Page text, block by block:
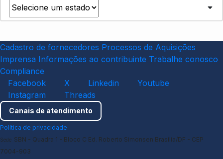
Cadastro de fornecedores Processos de Aquisições
Imprensa Informações ao contribuinte Trabalhe conosco
Compliance
Facebook
X Linkedin
Youtube
Instagram
Threads
Canais de atendimento
Política de privacidade
Sede SBN - Quadra 1 - Bloco C Ed. Roberto Simonsen Brasília/DF - CEP
7004-903